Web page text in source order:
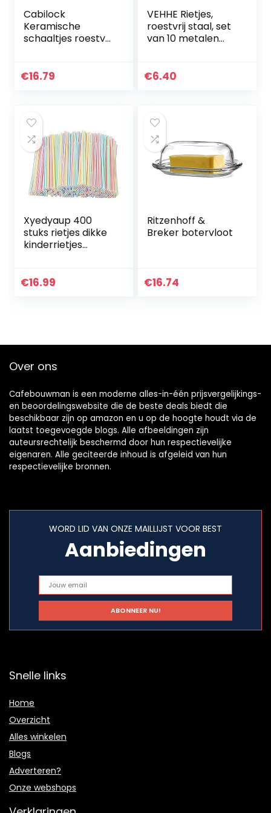
Cabilock
Keramische
schaaltjes roestvrij
serveerschalen
snack schaaltjes
fruithouder voor
sojasaus dip goud
4 stuks
€16.79
VEHHE Rietjes,
roestvrij staal, set
van 10 metalen
cm rietjes met 2
€6.40
Xyedyaup 400
stuks rietjes dikke
kinderrietjes
cocktailparaplu’s
€16.99
Ritzenhoff &
Breker botervloot
€16.74
Over ons
Cafebouwman is een moderne alles-in-één prijsvergelijkings-
en beoordelingswebsite die de beste deals biedt die
beschikbaar zijn op amazon en u op de hoogte houdt via de
laatst toegevoegde blogs. Alle afbeeldingen zijn
auteursrechtelijk beschermd door hun respectievelijke
eigenaren. Alle geciteerde inhoud is afgeleid van hun
respectievelijke bronnen.
WORD LID VAN ONZE MAILLIJST VOOR BEST
Aanbiedingen
Snelle links
Home
Overzicht
Alles winkelen
Blogs
Adverteren?
Onze webshops